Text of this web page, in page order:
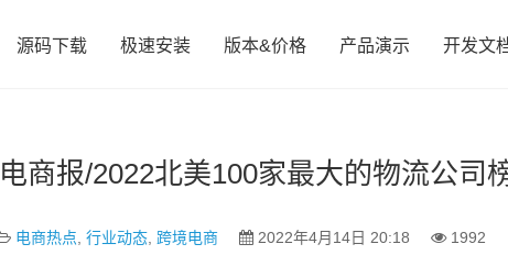
源码下载 极速安装 版本&价格 产品演示 开发文
商报/2022北美100家最大的物流公司
电商热点 行业动态, 跨境电商 2022年4月14日 20:18 1992